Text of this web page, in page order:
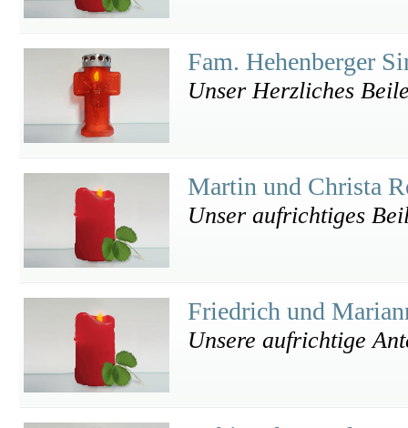
Fam. Hehenberger
Unser Herzliches
Martin und Christa
Unser aufrichtiges
Friedrich und
Unsere aufrichtige